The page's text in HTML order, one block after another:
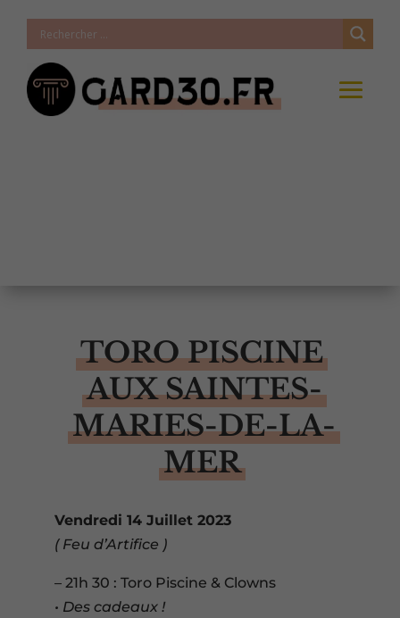
TORO PISCINE
AUX SAINTES-
MARIES-DE-LA-
MER
Vendredi 14 Juillet 2023
( Feu d’Artifice )
– 21h 30 : Toro Piscine & Clowns
• Des cadeaux !